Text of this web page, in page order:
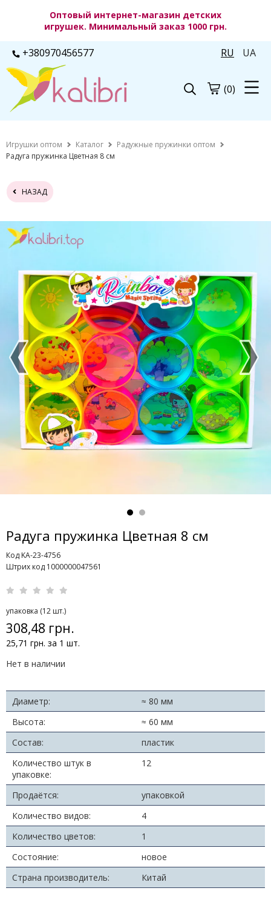
Оптовый интернет-магазин детских
игрушек. Минимальный заказ 1000 грн.
+380970456577 RU UA
(0)
Игрушки оптом Каталог
Радужные пружинки оптом
Радуга пружинка Цветная 8 см
НАЗАД
Радуга пружинка Цветная 8 см
Код KA-23-4756
Штрих код 1000000047561
упаковка (12 шт.)
308,48 грн.
25,71 грн. за 1 шт.
Нет в наличии
Диаметр:
≈ 80 мм
Высота:
≈ 60 мм
Состав:
пластик
Количество штук в
упаковке:
12
Продаётся:
упаковкой
Количество видов:
4
Количество цветов:
1
Состояние:
новое
Страна производитель:
Китай